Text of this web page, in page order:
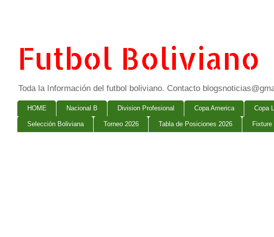
Futbol Boliviano
Toda la Información del futbol boliviano. Contacto
HOME Nacional B Division Profesional Copa America Copa
Selección Boliviana Torneo 2026 Tabla de Posiciones 2026 Fixture